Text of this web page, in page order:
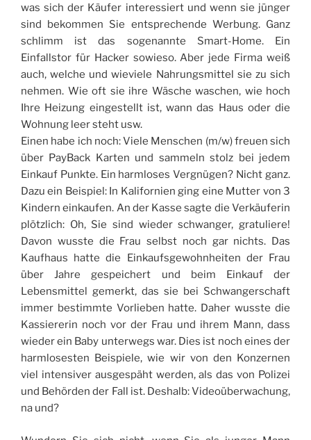
was sich der Käufer interessiert und wenn sie jünger
sind bekommen Sie entsprechende Werbung. Ganz
schlimm ist das sogenannte Smart-Home. Ein
Einfallstor für Hacker sowieso. Aber jede Firma weiß
auch, welche und wieviele Nahrungsmittel sie zu sich
nehmen. Wie oft sie ihre Wäsche waschen, wie hoch
Ihre Heizung eingestellt ist, wann das Haus oder die
Wohnung leer steht usw.
Einen habe ich noch: Viele Menschen (m/w) freuen sich
über PayBack Karten und sammeln stolz bei jedem
Einkauf Punkte. Ein harmloses Vergnügen? Nicht ganz.
Dazu ein Beispiel: In Kalifornien ging eine Mutter von 3
Kindern einkaufen. An der Kasse sagte die Verkäuferin
plötzlich: Oh, Sie sind wieder schwanger, gratuliere!
Davon wusste die Frau selbst noch gar nichts. Das
Kaufhaus hatte die Einkaufsgewohnheiten der Frau
über Jahre gespeichert und beim Einkauf der
Lebensmittel gemerkt, das sie bei Schwangerschaft
immer bestimmte Vorlieben hatte. Daher wusste die
Kassiererin noch vor der Frau und ihrem Mann, dass
wieder ein Baby unterwegs war. Dies ist noch eines der
harmlosesten Beispiele, wie wir von den Konzernen
viel intensiver ausgespäht werden, als das von Polizei
und Behörden der Fall ist. Deshalb: Videoüberwachung,
na und?